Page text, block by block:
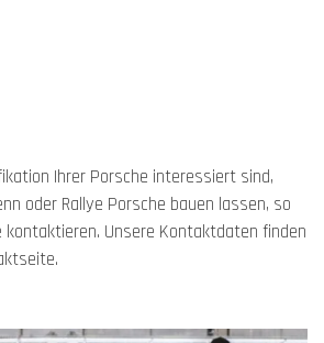
Ihrer Porsche interessiert sind,
oder Rallye Porsche bauen lassen, so
kontaktieren. Unsere Kontaktdaten finden